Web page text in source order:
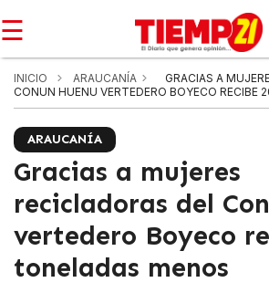
☰
INICIO ARAUCANÍA
GRACIAS A
CONUN HUENU VERTEDERO BOYECO RECIBE
ARAUCANÍA
Gracias a mujeres
recicladoras del
vertedero Boyeco
toneladas menos